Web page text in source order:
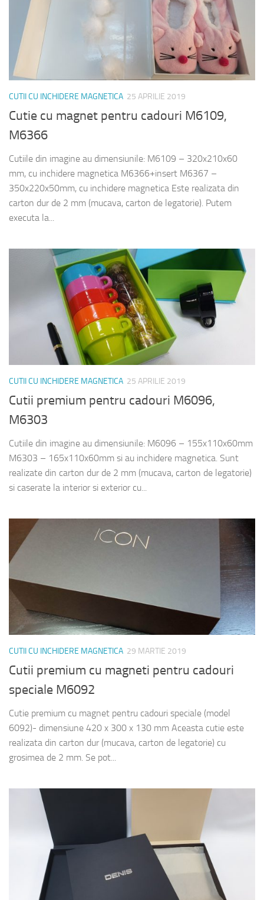
CUTII CU INCHIDERE MAGNETICA 25 APRILIE 2019
Cutie cu magnet pentru cadouri M6109,
M6366
Cutiile din imagine au dimensiunile: M6109 – 320x210x60
mm, cu inchidere magnetica M6366+insert M6367 –
350x220x50mm, cu inchidere magnetica Este realizata din
carton dur de 2 mm (mucava, carton de legatorie). Putem
executa la...
CUTII CU INCHIDERE MAGNETICA 25 APRILIE 2019
Cutii premium pentru cadouri M6096,
M6303
Cutiile din imagine au dimensiunile: M6096 – 155x110x60mm
M6303 – 165x110x60mm si au inchidere magnetica. Sunt
realizate din carton dur de 2 mm (mucava, carton de legatorie)
si caserate la interior si exterior cu...
CUTII CU INCHIDERE MAGNETICA 29 MARTIE 2019
Cutii premium cu magneti pentru cadouri
speciale M6092
Cutie premium cu magnet pentru cadouri speciale (model
6092)- dimensiune 420 x 300 x 130 mm Aceasta cutie este
realizata din carton dur (mucava, carton de legatorie) cu
grosimea de 2 mm. Se pot...